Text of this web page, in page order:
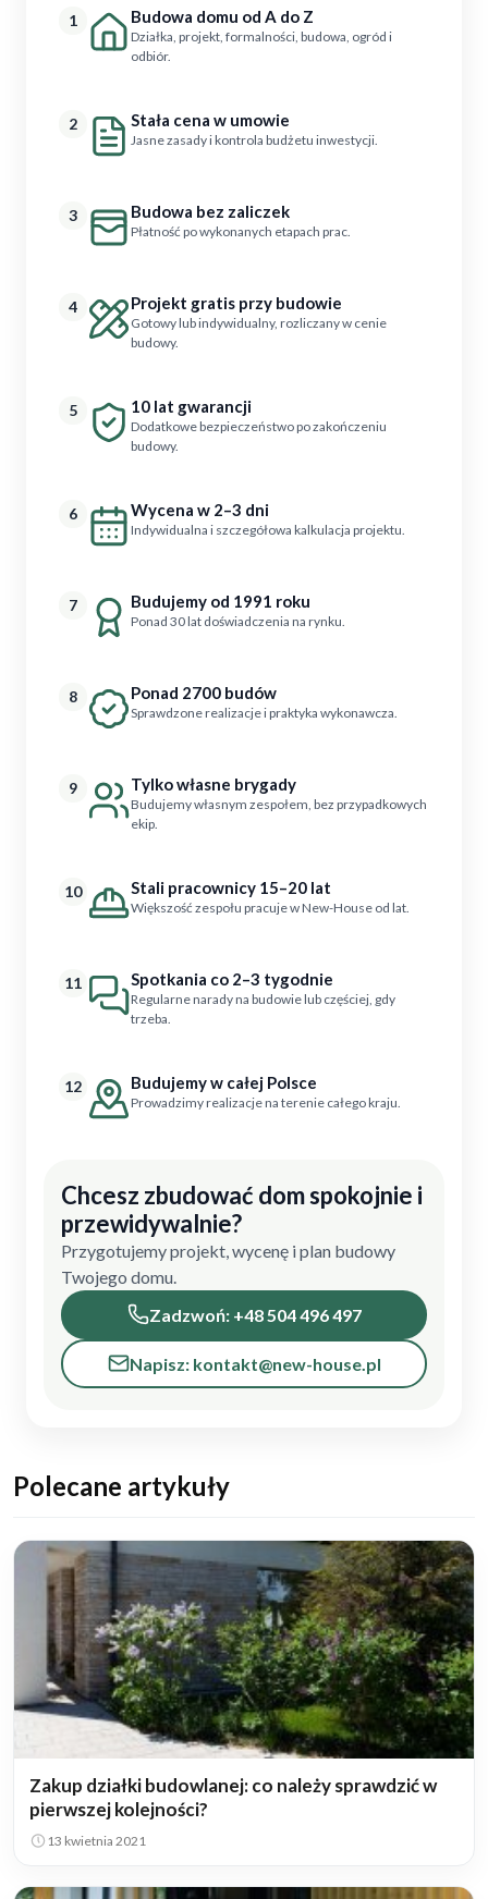
1 Budowa domu od A do Z
Działka, projekt, formalności, budowa, ogród i
odbiór.
2 Stała cena w umowie
Jasne zasady i kontrola budżetu inwestycji.
3 Budowa bez zaliczek
Płatność po wykonanych etapach prac.
4 Projekt gratis przy budowie
Gotowy lub indywidualny, rozliczany w cenie
budowy.
5 10 lat gwarancji
Dodatkowe bezpieczeństwo po zakończeniu
budowy.
6 Wycena w 2–3 dni
Indywidualna i szczegółowa kalkulacja projektu.
7 Budujemy od 1991 roku
Ponad 30 lat doświadczenia na rynku.
8 Ponad 2700 budów
Sprawdzone realizacje i praktyka wykonawcza.
9 Tylko własne brygady
Budujemy własnym zespołem, bez przypadkowych
ekip.
10 Stali pracownicy 15–20 lat
Większość zespołu pracuje w New-House od lat.
11 Spotkania co 2–3 tygodnie
Regularne narady na budowie lub częściej, gdy
trzeba.
12 Budujemy w całej Polsce
Prowadzimy realizacje na terenie całego kraju.
Chcesz zbudować dom spokojnie i
przewidywalnie?
Przygotujemy projekt, wycenę i plan budowy
Twojego domu.
Zadzwoń: +48 504 496 497
Napisz: kontakt@new-house.pl
Polecane artykuły
Zakup działki budowlanej: co należy sprawdzić w
pierwszej kolejności?
13 kwietnia 2021